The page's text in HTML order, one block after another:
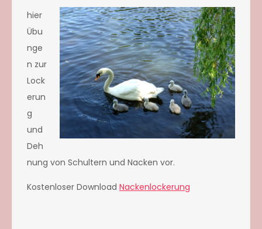
hier
Übu
nge
n zur
Lock
erun
g
und
Deh
nung von Schultern und Nacken vor.
Kostenloser Download Nackenlockerung